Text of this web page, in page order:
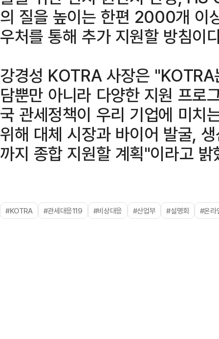
의 질을 높이는 한편 2000개 이
우처를 통해 추가 지원할 방침이
강경성 KOTRA 사장은
담뿐만 아니라 다양한 지원 프로
국 관세정책이 우리 기업에 미치
위해 대체 시장과 바이어 발굴,
까지 종합 지원할 계획"이라고 밝
#KOTRA #관세대응119 #비상대응 #산업부 #설명회 #온라